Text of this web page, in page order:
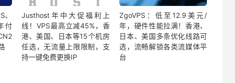
付
Justhost年中大促福利上
线！VPS最高立减45%，香
港、美国、日本等15个机房
任选，无流量上限限制，支
持一键免费更换IP
ZgoVPS：低至12.9美元/
年，硬件性能拉满！香港、
日本、美国多条优化线路可
选，流畅解锁各类流媒体平
台